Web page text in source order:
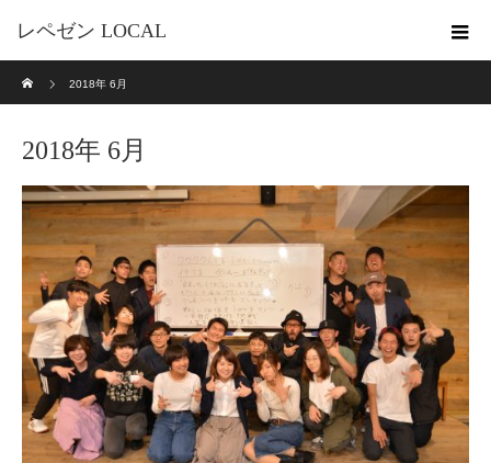
レペゼン LOCAL
2018年 6月
2018年 6月